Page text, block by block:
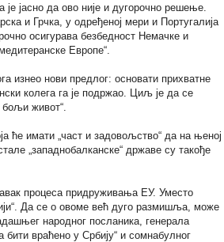
јасно да ово није и дугорочно решење.
и Грчка, у одређеној мери и Португалија
осигурава безбедност Немачке и
Европе“.
изнео нови предлог: основати прихватне
колега га је подржао. Циљ је да се
живот“.
ће имати „част и задовољство“ да на њеној
„западнобалканске“ државе су такође
процеса придруживања ЕУ. Уместо
Да се о овоме већ дуго размишља, може
народног посланика, генерала
бити враћено у Србију“ и сомнабулног